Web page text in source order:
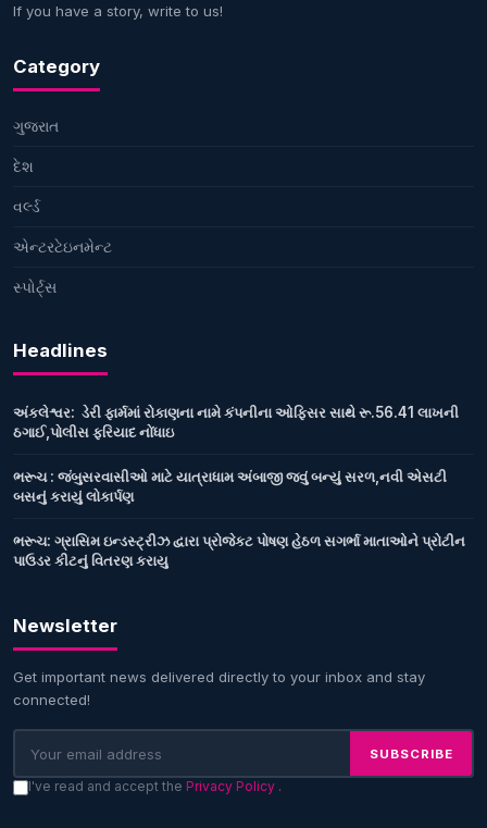
If you have a story, write to us!
Category
ગુજરાત
દેશ
વર્લ્ડ
એન્ટરટેઇનમેન્ટ
સ્પોર્ટ્સ
Headlines
અંકલેશ્વર: ડેરી ફાર્મમાં રોકાણના નામે કંપનીના ઓફિસર સાથે રૂ.56.41 લાખની
ઠગાઈ,પોલીસ ફરિયાદ નોંધાઇ
ભરૂચ : જંબુસરવાસીઓ માટે યાત્રાધામ અંબાજી જવું બન્યું સરળ,નવી એસટી
બસનું કરાયું લોકાર્પણ
ભરૂચ: ગ્રાસિમ ઇન્ડસ્ટ્રીઝ દ્વારા પ્રોજેકટ પોષણ હેઠળ સગર્ભા માતાઓને પ્રોટીન
પાઉડર કીટનું વિતરણ કરાયુ
Newsletter
Get important news delivered directly to your inbox and stay
connected!
SUBSCRIBE
I've read and accept the Privacy Policy .